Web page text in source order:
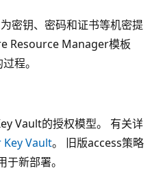
密钥、密码和证书等机密提
Resource Manager模板
程。
Vault的授权模型。 有关详
Key Vault。 旧版access策略
新部署。